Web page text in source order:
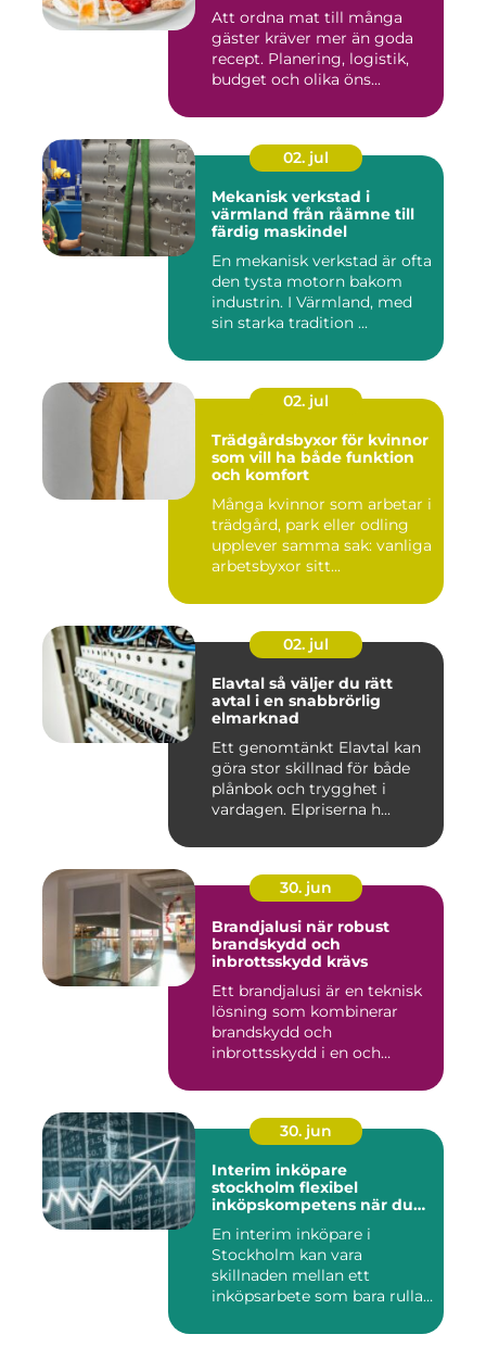
Att ordna mat till många
gäster kräver mer än goda
recept. Planering, logistik,
budget och olika öns...
02. jul
Mekanisk verkstad i
värmland från råämne till
färdig maskindel
En mekanisk verkstad är ofta
den tysta motorn bakom
industrin. I Värmland, med
sin starka tradition ...
02. jul
Trädgårdsbyxor för kvinnor
som vill ha både funktion
och komfort
Många kvinnor som arbetar i
trädgård, park eller odling
upplever samma sak: vanliga
arbetsbyxor sitt...
02. jul
Elavtal så väljer du rätt
avtal i en snabbrörlig
elmarknad
Ett genomtänkt Elavtal kan
göra stor skillnad för både
plånbok och trygghet i
vardagen. Elpriserna h...
30. jun
Brandjalusi när robust
brandskydd och
inbrottsskydd krävs
Ett brandjalusi är en teknisk
lösning som kombinerar
brandskydd och
inbrottsskydd i en och
30. jun
Interim inköpare
stockholm flexibel
inköpskompetens när du
En interim inköpare i
Stockholm kan vara
skillnaden mellan ett
inköpsarbete som bara rullar